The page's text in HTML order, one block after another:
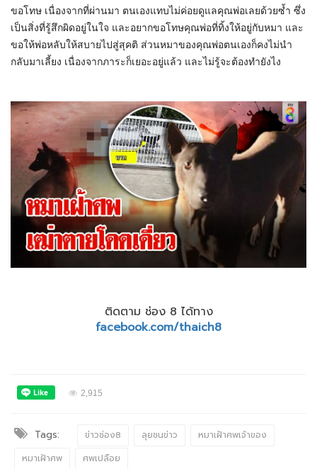
ขอโทษ เนื่องจากที่ผ่านมา ตนเองแทบไม่ค่อยดูแลคุณพ่อเลยด้วยซ้ำ ซึ่ง
เป็นสิ่งที่รู้สึกผิดอยู่ในใจ และอยากขอโทษคุณพ่อที่ทิ้งให้อยู่กับหมา และ
ขอให้พ่อหลับให้สบายไปสู่สุคติ ส่วนหมาของคุณพ่อตนเองก็คงไม่นำ
กลับมาเลี้ยง เนื่องจากภาระก็เยอะอยู่แล้ว และไม่รู้จะต้องทำยังไง
ติดตาม ช่อง 8 ได้ทาง
facebook.com/thaich8
2,915
Tags: ข่าวช่อง8 ลุยชนข่าว
หมาเฝ้าศพเจ้าของ
หมาเฝ้าศพ
ศพเปลือย